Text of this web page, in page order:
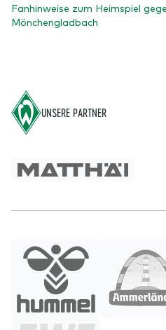
Fanhinweise zum Heimspiel
Mönchengladbach
UNSERE PARTNER